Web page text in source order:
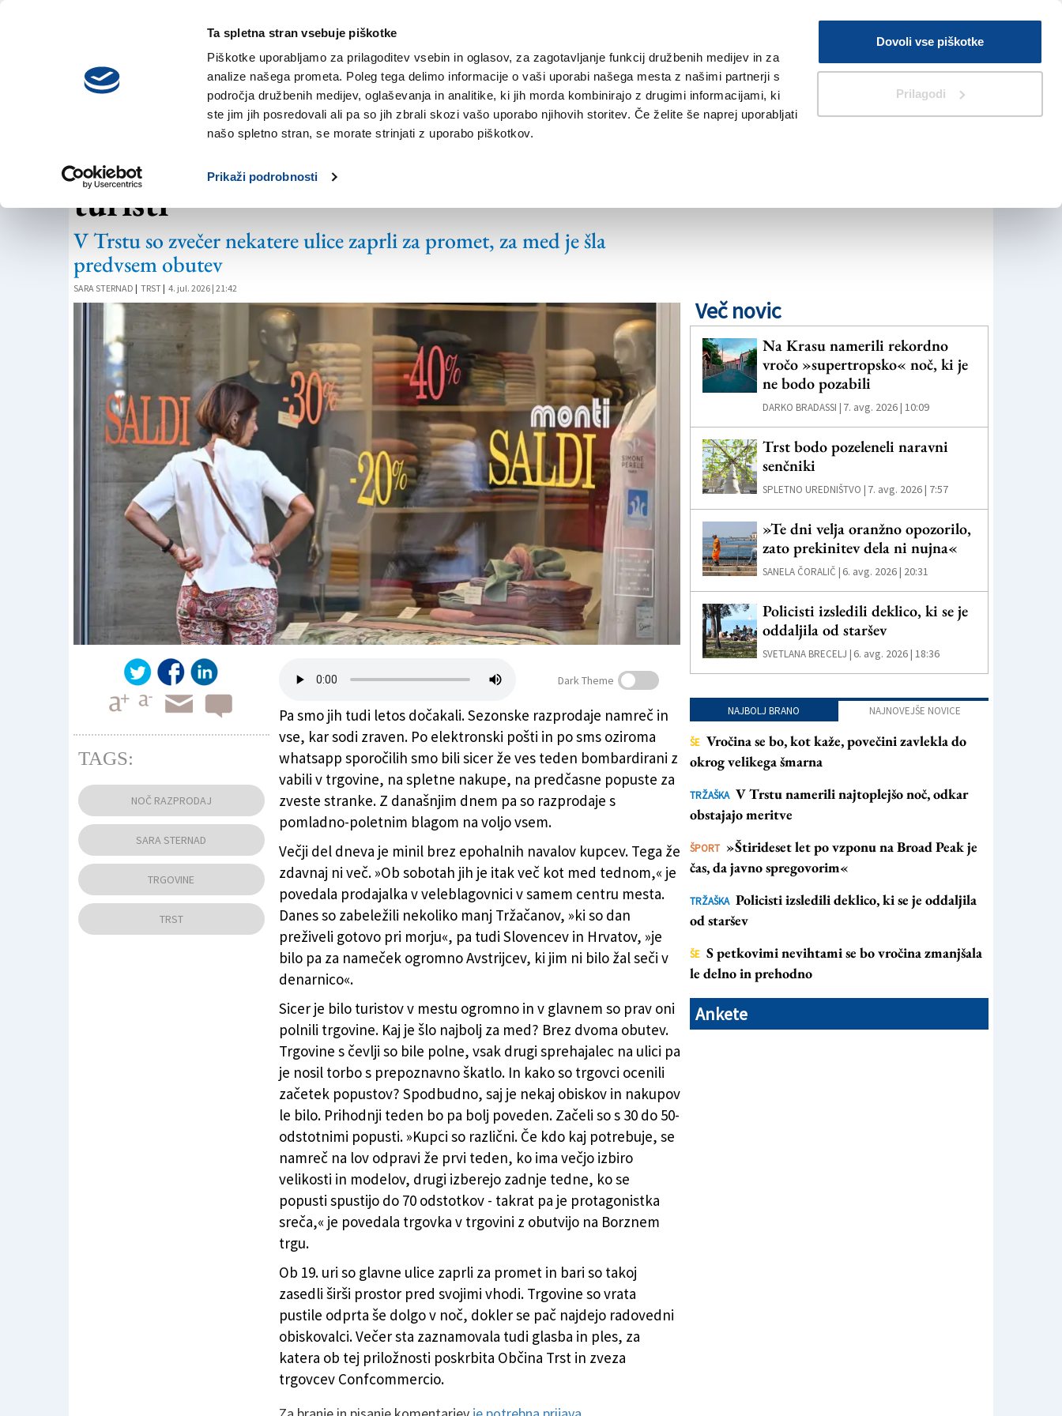
Ta spletna stran vsebuje piškotke
Piškotke uporabljamo za prilagoditev vsebin in oglasov, za zagotavljanje funkcij družbenih medijev in za
analize našega prometa. Poleg tega delimo informacije o vaši uporabi našega mesta z našimi partnerji s
področja družbenih medijev, oglaševanja in analitike, ki jih morda kombinirajo z drugimi informacijami, ki
ste jim jih posredovali ali pa so jih zbrali skozi vašo uporabo njihovih storitev. Če želite še naprej uporabljati
našo spletno stran, se morate strinjati z uporabo piškotkov.
Prikaži podrobnosti
Dovoli vse piškotke
Prilagodi
petek,
7. avgusta 2026
V Kioskih
Iskanje
NOVICE TRŽAŠKA GORIŠKA KULTURA ŠPORT ŠE
Ob začetku razprodaj kupovali zlasti
turisti
V Trstu so zvečer nekatere ulice zaprli za promet, za med je šla
predvsem obutev
SARA STERNAD | TRST | 4. jul. 2026 | 21:42
Nekateri izkoristijo prvi teden popustov, drugi čakajo dlje(Fotodamj@n )
Dark Theme
Pa smo jih tudi letos dočakali. Sezonske razprodaje namreč in
vse, kar sodi zraven. Po elektronski pošti in po sms oziroma
whatsapp sporočilih smo bili sicer že ves teden bombardirani z
vabili v trgovine, na spletne nakupe, na predčasne popuste za
zveste stranke. Z današnjim dnem pa so razprodaje s
pomladno-poletnim blagom na voljo vsem.
Večji del dneva je minil brez epohalnih navalov kupcev. Tega že
zdavnaj ni več. »Ob sobotah jih je itak več kot med tednom,« je
povedala prodajalka v veleblagovnici v samem centru mesta.
Danes so zabeležili nekoliko manj Tržačanov, »ki so dan
preživeli gotovo pri morju«, pa tudi Slovencev in Hrvatov, »je
bilo pa za nameček ogromno Avstrijcev, ki jim ni bilo žal seči v
denarnico«.
Sicer je bilo turistov v mestu ogromno in v glavnem so prav oni
polnili trgovine. Kaj je šlo najbolj za med? Brez dvoma obutev.
Trgovine s čevlji so bile polne, vsak drugi sprehajalec na ulici pa
je nosil torbo s prepoznavno škatlo. In kako so trgovci ocenili
začetek popustov? Spodbudno, saj je nekaj obiskov in nakupov
le bilo. Prihodnji teden bo pa bolj poveden. Začeli so s 30 do 50-
odstotnimi popusti. »Kupci so različni. Če kdo kaj potrebuje, se
namreč na lov odpravi že prvi teden, ko ima večjo izbiro
velikosti in modelov, drugi izberejo zadnje tedne, ko se
popusti spustijo do 70 odstotkov - takrat pa je protagonistka
sreča,« je povedala trgovka v trgovini z obutvijo na Borznem
trgu.
Ob 19. uri so glavne ulice zaprli za promet in bari so takoj
zasedli širši prostor pred svojimi vhodi. Trgovine so vrata
pustile odprta še dolgo v noč, dokler se pač najdejo radovedni
obiskovalci. Večer sta zaznamovala tudi glasba in ples, za
katera ob tej priložnosti poskrbita Občina Trst in zveza
trgovcev Confcommercio.
TAGS:
NOČ RAZPRODAJ
SARA STERNAD
TRGOVINE
TRST
Več novic
Na Krasu namerili rekordno
vročo »supertropsko« noč, ki je
ne bodo pozabili
DARKO BRADASSI | 7. avg. 2026 | 10:09
Trst bodo pozeleneli naravni
senčniki
SPLETNO UREDNIŠTVO | 7. avg. 2026 | 7:57
»Te dni velja oranžno opozorilo,
zato prekinitev dela ni nujna«
SANELA ČORALIČ | 6. avg. 2026 | 20:31
Policisti izsledili deklico, ki se je
oddaljila od staršev
SVETLANA BRECELJ | 6. avg. 2026 | 18:36
NAJBOLJ BRANO NAJNOVEJŠE NOVICE
ŠE Vročina se bo, kot kaže, povečini zavlekla do
okrog velikega šmarna
TRŽAŠKA V Trstu namerili najtoplejšo noč, odkar
obstajajo meritve
ŠPORT »Štirideset let po vzponu na Broad Peak je
čas, da javno spregovorim«
TRŽAŠKA Policisti izsledili deklico, ki se je oddaljila
od staršev
ŠE S petkovimi nevihtami se bo vročina zmanjšala
le delno in prehodno
Ankete